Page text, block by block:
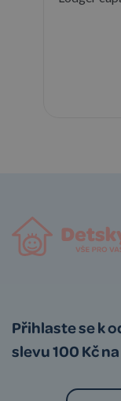
Přihlaste se k
slevu 100 Kč